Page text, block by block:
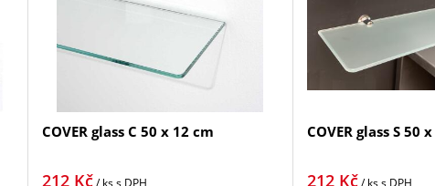
COVER glass C 50 x 12 cm
212Kč/ kss DPH
COVER glass S 50
212 Kč/ kss DPH